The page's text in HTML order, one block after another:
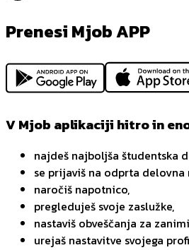
Prenesi Mjob APP
V Mjob aplikaciji hitro in
najdeš najboljša študentska
se prijaviš na odprta delovna
naročiš napotnico,
pregleduješ svoje zaslužke,
nastaviš obveščanja za
urejaš nastavitve svojega